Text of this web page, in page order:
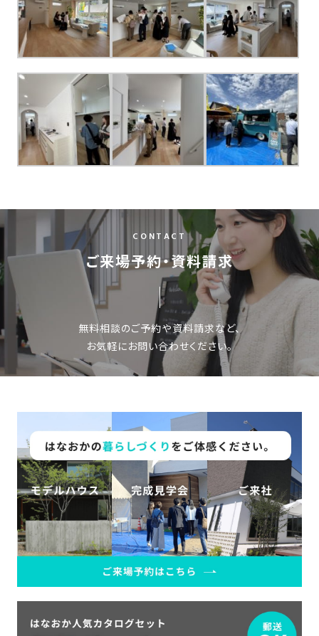
保
証
高
技
術
者
集
団
く
CONTACT
ご来場予約・資料請求
無料相談のご予約や資料請求など、
お気軽にお問い合わせください。